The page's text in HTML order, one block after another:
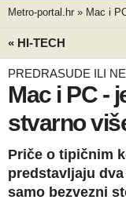
Metro-portal.hr » Mac i
« HI-TECH
PREDRASUDE ILI
Mac i PC -
stvarno
Priče o tipičnim
predstavljaju
samo bezvezni